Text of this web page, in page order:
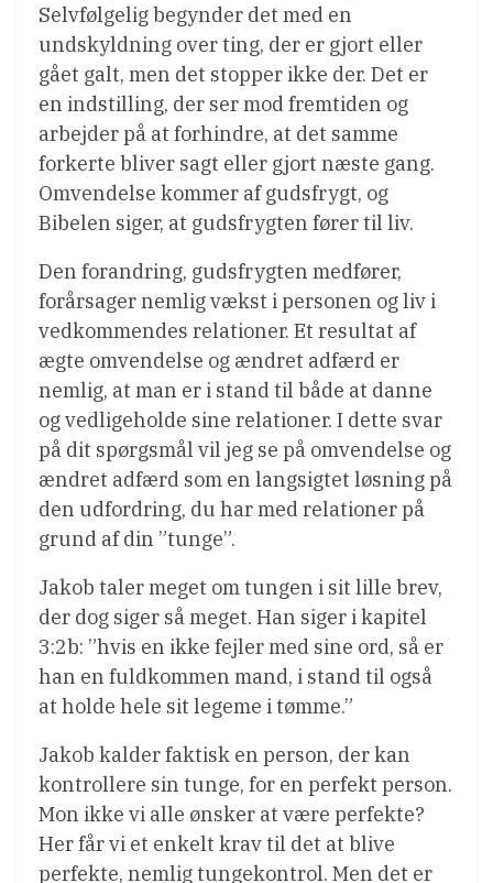
Selvfølgelig begynder det med en
undskyldning over ting, der er gjort eller
gået galt, men det stopper ikke der. Det er
en indstilling, der ser mod fremtiden og
arbejder på at forhindre, at det samme
forkerte bliver sagt eller gjort næste gang.
Omvendelse kommer af gudsfrygt, og
Bibelen siger, at gudsfrygten fører til liv.
Den forandring, gudsfrygten medfører,
forårsager nemlig vækst i personen og liv i
vedkommendes relationer. Et resultat af
ægte omvendelse og ændret adfærd er
nemlig, at man er i stand til både at danne
og vedligeholde sine relationer. I dette svar
på dit spørgsmål vil jeg se på omvendelse og
ændret adfærd som en langsigtet løsning på
den udfordring, du har med relationer på
grund af din ”tunge”.
Jakob taler meget om tungen i sit lille brev,
der dog siger så meget. Han siger i kapitel
3:2b: ”hvis en ikke fejler med sine ord, så er
han en fuldkommen mand, i stand til også
at holde hele sit legeme i tømme.”
Jakob kalder faktisk en person, der kan
kontrollere sin tunge, for en perfekt person.
Mon ikke vi alle ønsker at være perfekte?
Her får vi et enkelt krav til det at blive
perfekte, nemlig tungekontrol. Men det er